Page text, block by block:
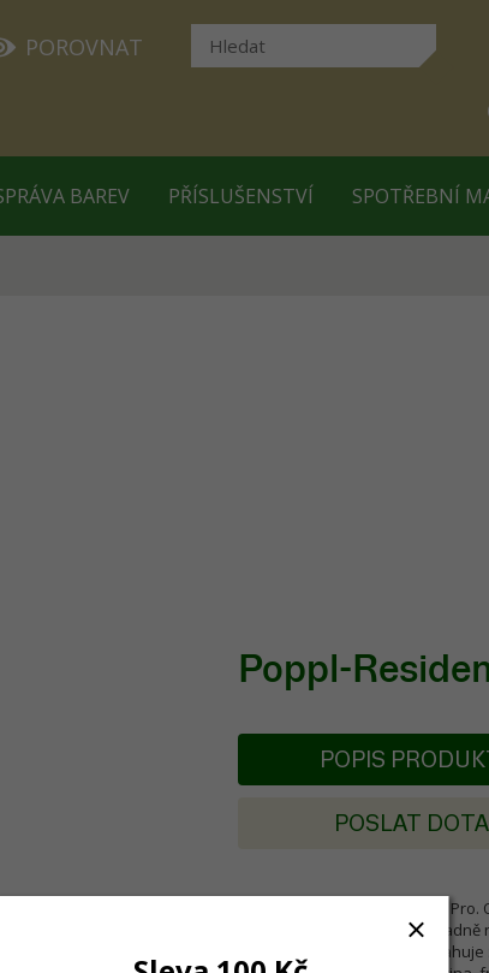
POROVNAT
BAREV PŘÍSLUŠENSTVÍ SPOTŘEBNÍ
Poppl-
POPIS
POSLAT
Písmo ve formátu OpenType
na větší počet uživatelů,
nabídku. OpenType Pro